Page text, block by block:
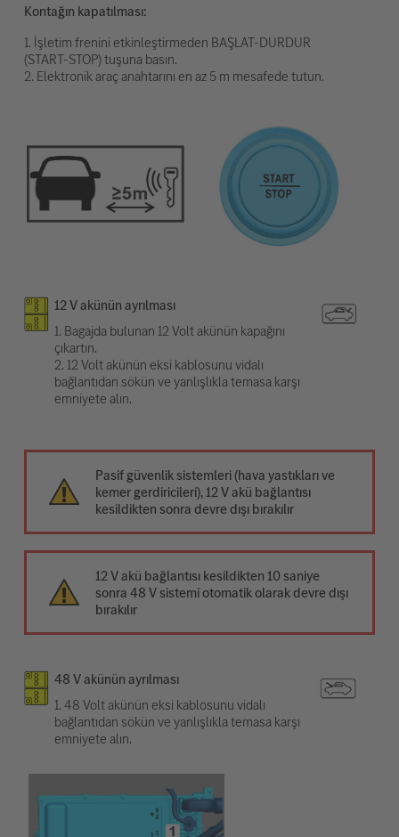
Kontağın kapatılması:
1. İşletim frenini etkinleştirmeden BAŞLAT-DURDUR
(START-STOP) tuşuna basın.
2. Elektronik araç anahtarını en az 5 m mesafede tutun.
12 V akünün ayrılması
1. Bagajda bulunan 12 Volt akünün kapağını
çıkartın.
2. 12 Volt akünün eksi kablosunu vidalı
bağlantıdan sökün ve yanlışlıkla temasa karşı
emniyete alın.
Pasif güvenlik sistemleri (hava yastıkları ve
kemer gerdiricileri), 12 V akü bağlantısı
kesildikten sonra devre dışı bırakılır
12 V akü bağlantısı kesildikten 10 saniye
sonra 48 V sistemi otomatik olarak devre dışı
bırakılır
48 V akünün ayrılması
1. 48 Volt akünün eksi kablosunu vidalı
bağlantıdan sökün ve yanlışlıkla temasa karşı
emniyete alın.